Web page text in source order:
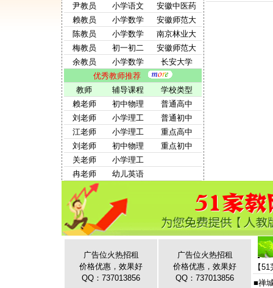
尹教员
小学语文
安徽中医药
赖教员
小学数学
安徽师范大
陈教员
小学数学
南京林业大
梅教员
初一初二
安徽师范大
余教员
小学数学
长安大学
优秀教师推荐
教师
辅导课程
学校类型
赖老师
初中物理
普通高中
刘老师
小学理工
普通初中
江老师
小学理工
重点高中
刘老师
初中物理
重点初中
关老师
小学理工
冉老师
幼儿英语
广告位火热招租
价格优惠，效果好
QQ：737013856
广告位火热招租
价格优惠，效果好
QQ：737013856
【
■禅